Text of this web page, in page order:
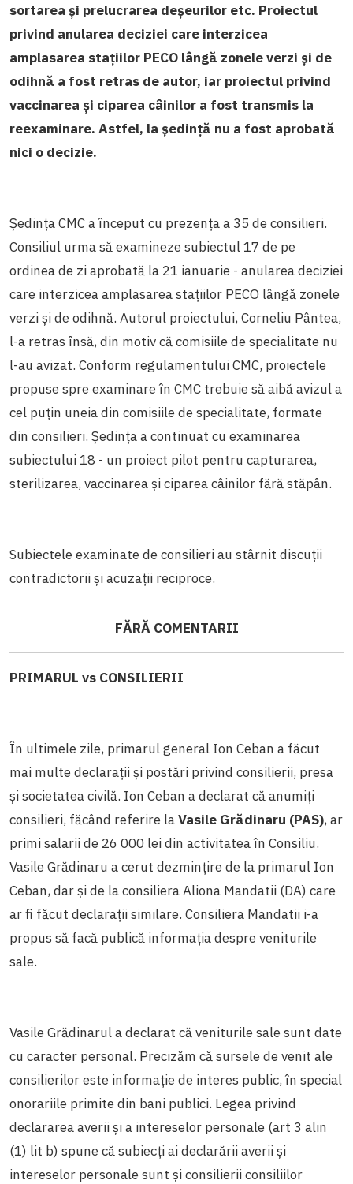
sortarea și prelucrarea deșeurilor etc. Proiectul
privind anularea deciziei care interzicea
amplasarea stațiilor PECO lângă zonele verzi și de
odihnă a fost retras de autor, iar proiectul privind
vaccinarea și ciparea câinilor a fost transmis la
reexaminare. Astfel, la ședință nu a fost aprobată
nici o decizie.
Ședința CMC a început cu prezența a 35 de consilieri.
Consiliul urma să examineze subiectul 17 de pe
ordinea de zi aprobată la 21 ianuarie - anularea deciziei
care interzicea amplasarea stațiilor PECO lângă zonele
verzi și de odihnă. Autorul proiectului, Corneliu Pântea,
l-a retras însă, din motiv că comisiile de specialitate nu
l-au avizat. Conform regulamentului CMC, proiectele
propuse spre examinare în CMC trebuie să aibă avizul a
cel puțin uneia din comisiile de specialitate, formate
din consilieri. Ședința a continuat cu examinarea
subiectului 18 - un proiect pilot pentru capturarea,
sterilizarea, vaccinarea și ciparea câinilor fără stăpân.
Subiectele examinate de consilieri au stârnit discuții
contradictorii și acuzații reciproce.
FĂRĂ COMENTARII
PRIMARUL vs CONSILIERII
În ultimele zile, primarul general Ion Ceban a făcut
mai multe declarații și postări privind consilierii, presa
și societatea civilă. Ion Ceban a declarat că anumiți
consilieri, făcând referire laVasile Grădinaru (PAS), ar
primi salarii de 26 000 lei din activitatea în Consiliu.
Vasile Grădinaru a cerut dezmințire de la primarul Ion
Ceban, dar și de la consiliera Aliona Mandatii (DA) care
ar fi făcut declarații similare. Consiliera Mandatii i-a
propus să facă publică informația despre veniturile
sale.
Vasile Grădinarul a declarat că veniturile sale sunt date
cu caracter personal. Precizăm că sursele de venit ale
consilierilor este informație de interes public, în special
onorariile primite din bani publici. Legea privind
declararea averii și a intereselor personale (art 3 alin
(1) lit b) spune că subiecţi ai declarării averii și
intereselor personale sunt și consilierii consiliilor